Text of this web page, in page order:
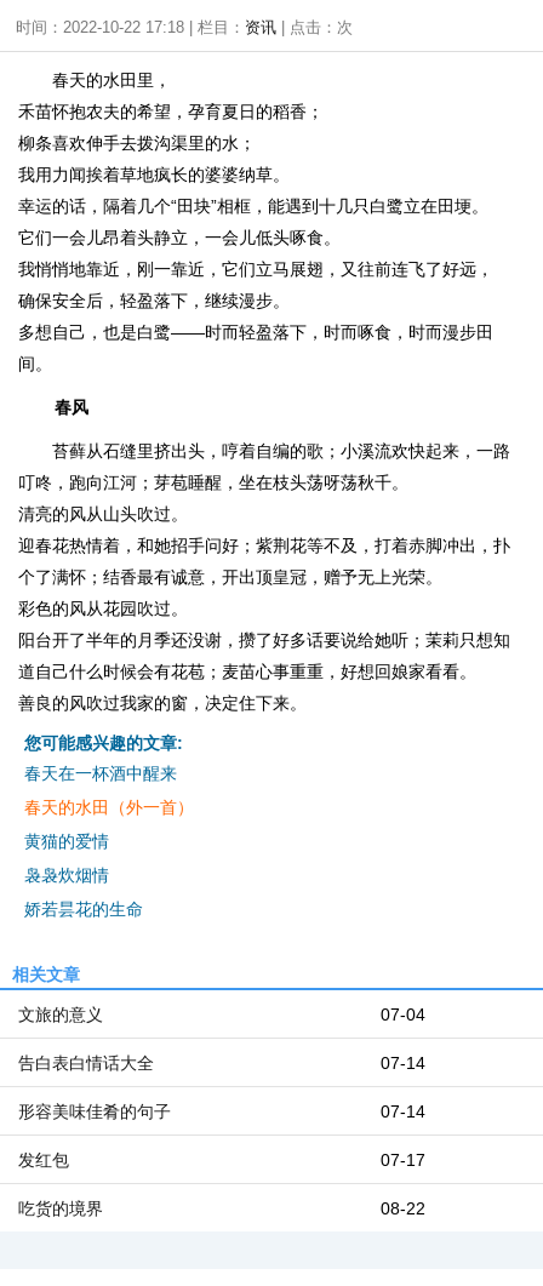
时间：2022-10-22 17:18 | 栏目： 资讯 | 点击： 次
春天的水田里，
禾苗怀抱农夫的希望，孕育夏日的稻香；
柳条喜欢伸手去拨沟渠里的水；
我用力闻挨着草地疯长的婆婆纳草。
幸运的话，隔着几个“田块”相框，能遇到十几只白鹭立在田埂。
它们一会儿昂着头静立，一会儿低头啄食。
我悄悄地靠近，刚一靠近，它们立马展翅，又往前连飞了好远，
确保安全后，轻盈落下，继续漫步。
多想自己，也是白鹭——时而轻盈落下，时而啄食，时而漫步田
间。
春风
苔藓从石缝里挤出头，哼着自编的歌；小溪流欢快起来，一路
叮咚，跑向江河；芽苞睡醒，坐在枝头荡呀荡秋千。
清亮的风从山头吹过。
迎春花热情着，和她招手问好；紫荆花等不及，打着赤脚冲出，扑
个了满怀；结香最有诚意，开出顶皇冠，赠予无上光荣。
彩色的风从花园吹过。
阳台开了半年的月季还没谢，攒了好多话要说给她听；茉莉只想知
道自己什么时候会有花苞；麦苗心事重重，好想回娘家看看。
善良的风吹过我家的窗，决定住下来。
您可能感兴趣的文章:
春天在一杯酒中醒来
春天的水田（外一首）
黄猫的爱情
袅袅炊烟情
娇若昙花的生命
相关文章
07-04
文旅的意义
07-14
告白表白情话大全
07-14
形容美味佳肴的句子
07-17
发红包
08-22
吃货的境界